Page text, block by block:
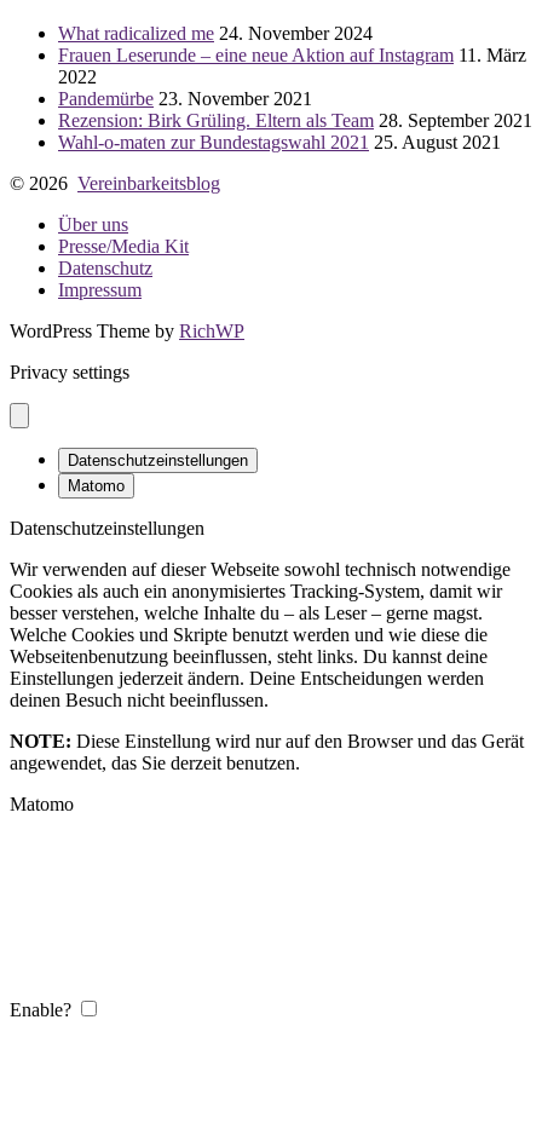
What radicalized me 24. November 2024
Frauen Leserunde – eine neue Aktion auf Instagram 11. März
2022
Pandemürbe 23. November 2021
Rezension: Birk Grüling. Eltern als Team 28. September 2021
Wahl-o-maten zur Bundestagswahl 2021 25. August 2021
© 2026 Vereinbarkeitsblog
Über uns
Presse/Media Kit
Datenschutz
Impressum
WordPress Theme by RichWP
Privacy settings
Datenschutzeinstellungen
Matomo
Datenschutzeinstellungen
Wir verwenden auf dieser Webseite sowohl technisch notwendige
Cookies als auch ein anonymisiertes Tracking-System, damit wir
besser verstehen, welche Inhalte du – als Leser – gerne magst.
Welche Cookies und Skripte benutzt werden und wie diese die
Webseitenbenutzung beeinflussen, steht links. Du kannst deine
Einstellungen jederzeit ändern. Deine Entscheidungen werden
deinen Besuch nicht beeinflussen.
NOTE: Diese Einstellung wird nur auf den Browser und das Gerät
angewendet, das Sie derzeit benutzen.
Matomo
Enable?